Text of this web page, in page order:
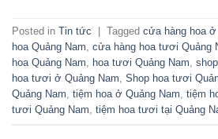
Posted in Tin tức Tagged cửa hàng hoa ở
hoa Quảng Nam cửa hàng hoa tươi Quảng
hoa Quảng Nam
hoa tươi Quảng Nam
hoa tươi ở Quảng Nam Shop hoa tươi
Quảng Nam tiệm hoa ở Quảng Nam tiệm
tươi Quảng Nam tiệm hoa tươi tại Quảng